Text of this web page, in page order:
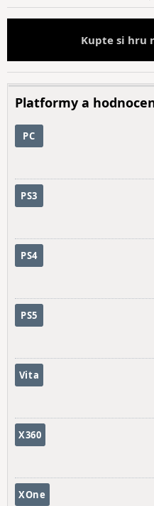
Kupte si hru
Platformy a
PC
PS3
PS4
PS5
Vita
X360
XOne